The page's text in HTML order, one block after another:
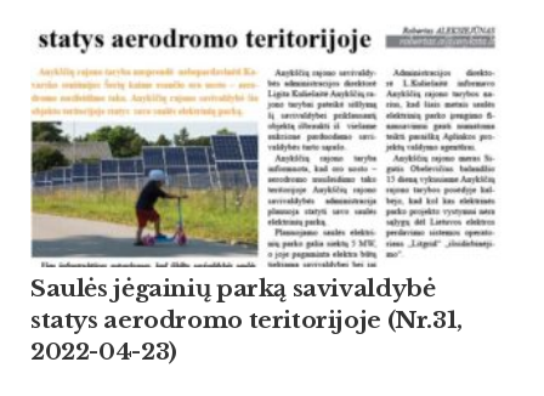
Saulės jėgainių parką savivaldybė
statys aerodromo teritorijoje (Nr.31,
2022-04-23)